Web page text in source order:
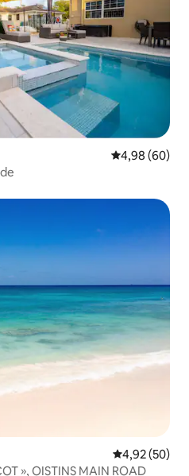
Évaluation
4,98 (60)
Évaluation
4,92 (50)
», OISTINS MAIN ROAD